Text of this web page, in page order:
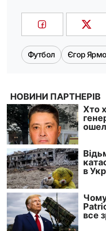
Футбол Єгор